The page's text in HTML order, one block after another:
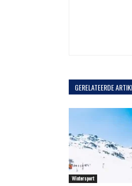
GERELATEERDE
Wintersport